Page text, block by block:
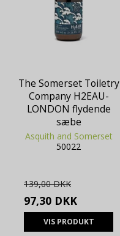
The Somerset Toiletry
Company H2EAU-
LONDON flydende
sæbe
Asquith and Somerset
50022
139,00 DKK
97,30 DKK
VIS PRODUKT